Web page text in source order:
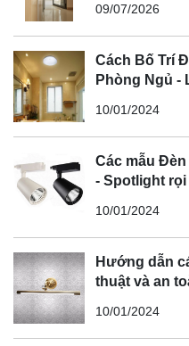
09/07/2026
Cách Bố Trí
Phòng Ngủ -
10/01/2024
Các mẫu
- Spotlight rọi
10/01/2024
Hướng dẫn
thuật và an
10/01/2024